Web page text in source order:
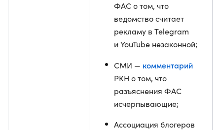
ФАС о том, что
ведомство считает
рекламу в Telegram
и YouTube незаконной;
СМИ — комментарий
РКН о том, что
разъяснения ФАС
исчерпывающие;
Ассоциация блогеров